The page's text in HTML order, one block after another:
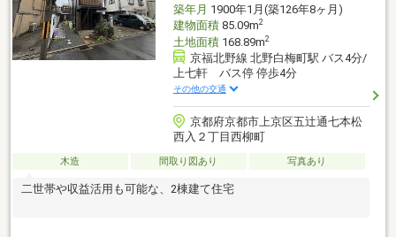
築年月 1900年1月(築126年8ヶ月)
建物面積85.09m2
土地面積168.89m2
京福北野線 北野白梅町駅 バス4分/
上七軒 バス停 停歩4分
その他の交通
京都府京都市上京区五辻通七本松
西入２丁目西柳町
木造 間取り図あり 写真あり
二世帯や収益活用も可能な、2棟建て住宅